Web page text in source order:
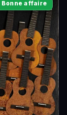
Bonne affaire